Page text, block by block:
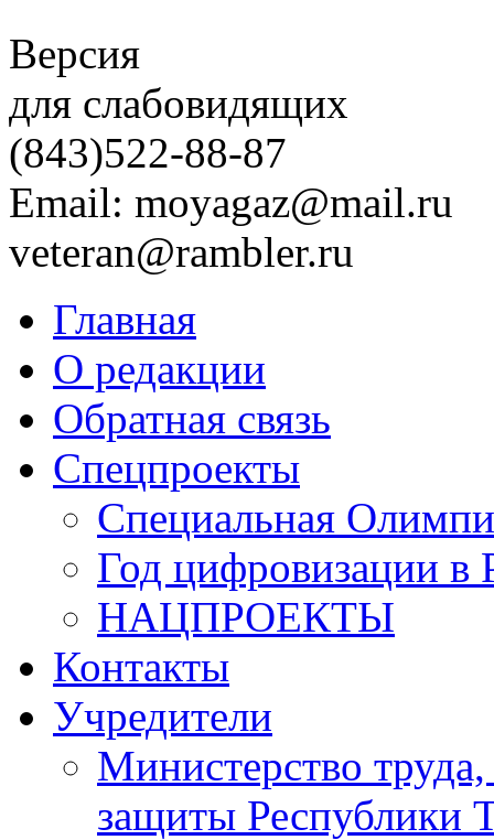
Версия
для слабовидящих
(843)522-88-87
Email: moyagaz@mail.ru
veteran@rambler.ru
Главная
О редакции
Обратная связь
Спецпроекты
Специальная
Год цифровизации в
НАЦПРОЕКТЫ
Контакты
Учредители
Министерство
защиты Республики